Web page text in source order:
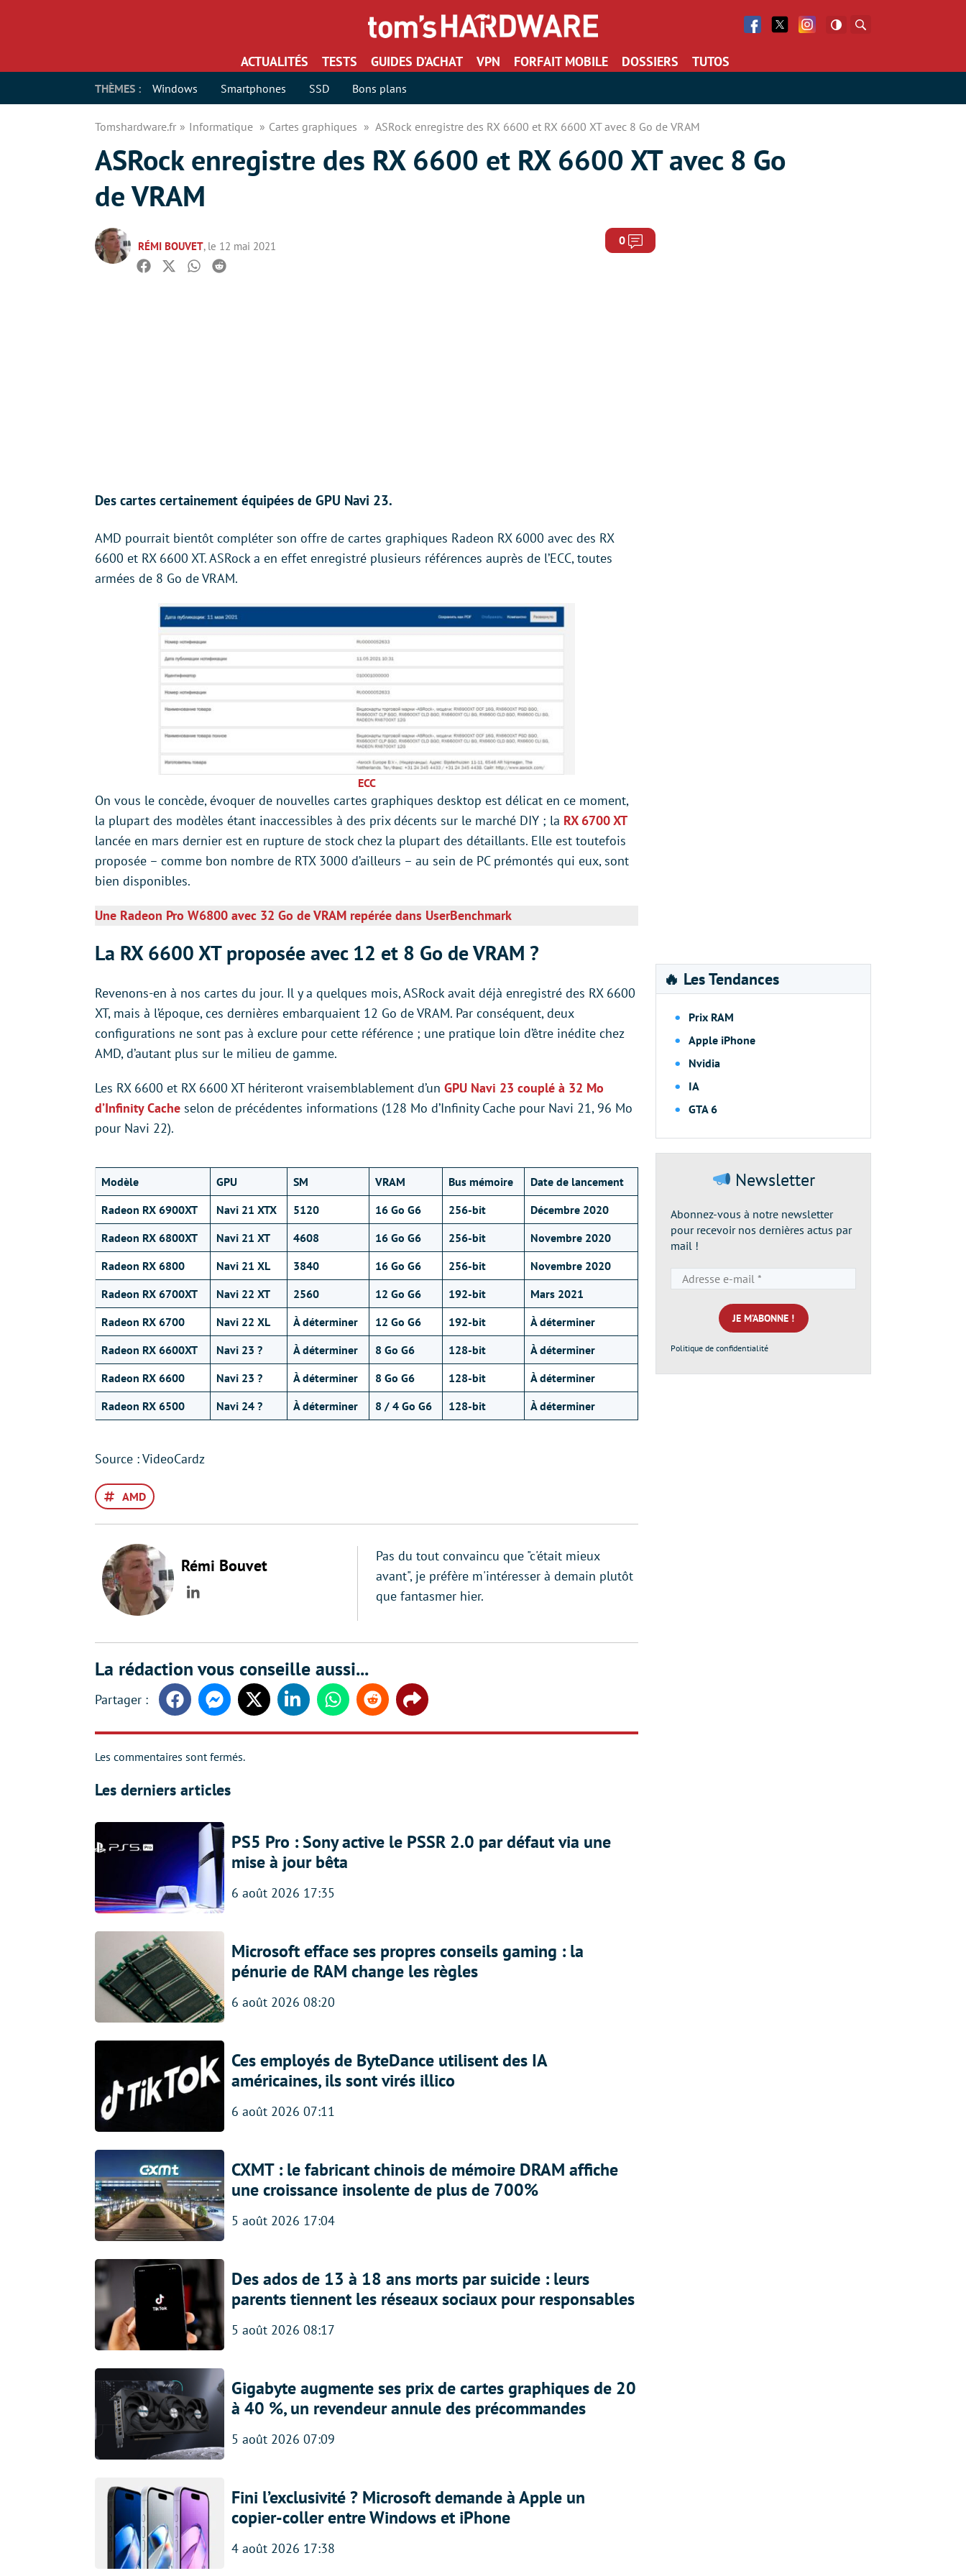
Facebook
Twitter Facebook
ACTUALITÉS TESTS GUIDES D’ACHAT VPN FORFAIT MOBILE DOSSIERS TUTOS
THÈMES : Windows Smartphones SSD Bons plans
Tomshardware.fr Informatique Cartes graphiques ASRock enregistre des RX 6600 et RX 6600 XT avec 8 Go de VRAM
ASRock enregistre des RX 6600 et RX 6600 XT avec 8 Go
de VRAM
RÉMI BOUVET, le 12 mai 2021 0 Commentaires
Facebook
TwitterWhatsapp
Reddit
Des cartes certainement équipées de GPU Navi 23.
AMD pourrait bientôt compléter son offre de cartes graphiques Radeon RX 6000 avec des RX
6600 et RX 6600 XT. ASRock a en effet enregistré plusieurs références auprès de l’ECC, toutes
armées de 8 Go de VRAM.
ECC
On vous le concède, évoquer de nouvelles cartes graphiques desktop est délicat en ce moment,
la plupart des modèles étant inaccessibles à des prix décents sur le marché DIY ; la RX 6700 XT
lancée en mars dernier est en rupture de stock chez la plupart des détaillants. Elle est toutefois
proposée – comme bon nombre de RTX 3000 d’ailleurs – au sein de PC prémontés qui eux, sont
bien disponibles.
Une Radeon Pro W6800 avec 32 Go de VRAM repérée dans UserBenchmark
La RX 6600 XT proposée avec 12 et 8 Go de VRAM ?
Revenons-en à nos cartes du jour. Il y a quelques mois, ASRock avait déjà enregistré des RX 6600
XT, mais à l’époque, ces dernières embarquaient 12 Go de VRAM. Par conséquent, deux
configurations ne sont pas à exclure pour cette référence ; une pratique loin d’être inédite chez
AMD, d’autant plus sur le milieu de gamme.
Les RX 6600 et RX 6600 XT hériteront vraisemblablement d’un GPU Navi 23 couplé à 32 Mo
d’Infinity Cache selon de précédentes informations (128 Mo d’Infinity Cache pour Navi 21, 96 Mo
pour Navi 22).
Modèle GPU SM VRAM Bus mémoire
Date de lancement
Radeon RX 6900XT
Navi 21 XTX 5120 16 Go G6 256-bit
Décembre 2020
Radeon RX 6800XT
Navi 21 XT 4608 16 Go G6 256-bit
Novembre 2020
Radeon RX 6800
Navi 21 XL 3840 16 Go G6 256-bit
Novembre 2020
Radeon RX 6700XT
Navi 22 XT 2560 12 Go G6 192-bit
Mars 2021
Radeon RX 6700
Navi 22 XL À déterminer 12 Go G6 192-bit
À déterminer
Radeon RX 6600XT
Navi 23 ? À déterminer 8 Go G6 128-bit
À déterminer
Radeon RX 6600
Navi 23 ? À déterminer 8 Go G6 128-bit
À déterminer
Radeon RX 6500
Navi 24 ? À déterminer 8 / 4 Go G6 128-bit À déterminer
Source : VideoCardz
AMD
Rémi Bouvet
LinkedIn
Pas du tout convaincu que "c'était mieux
avant", je préfère m'intéresser à demain plutôt
que fantasmer hier.
La rédaction vous conseille aussi...
FacebookMessengerTwitter LinkedinWhatsappReddit Share
Les commentaires sont fermés.
Les derniers articles
PS5 Pro : Sony active le PSSR 2.0 par défaut via une
mise à jour bêta
6 août 2026 17:35
Microsoft efface ses propres conseils gaming : la
pénurie de RAM change les règles
6 août 2026 08:20
Ces employés de ByteDance utilisent des IA
américaines, ils sont virés illico
6 août 2026 07:11
CXMT : le fabricant chinois de mémoire DRAM affiche
une croissance insolente de plus de 700%
5 août 2026 17:04
Des ados de 13 à 18 ans morts par suicide : leurs
parents tiennent les réseaux sociaux pour responsables
5 août 2026 08:17
Gigabyte augmente ses prix de cartes graphiques de 20
à 40 %, un revendeur annule des précommandes
5 août 2026 07:09
Fini l’exclusivité ? Microsoft demande à Apple un
copier-coller entre Windows et iPhone
4 août 2026 17:38
🔥 Les Tendances
Prix RAM
Apple iPhone
Nvidia
IA
GTA 6
Newsletter
Abonnez-vous à notre newsletter
pour recevoir nos dernières actus par
mail !
e-
mail
*
Politique de confidentialité